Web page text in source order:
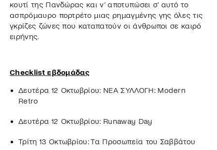
κουτί της Πανδώρας και ν’ αποτυπώσει σ’ αυτό το
ασπρόμαυρο πορτρέτο μιας ρημαγμένης γης όλες τις
γκρίζες ζώνες που καταπατούν οι άνθρωποι σε καιρό
ειρήνης.
Checklist εβδομάδας
Δευτέρα 12 Οκτωβρίου: ΝΕΑ ΣΥΛΛΟΓΗ: Modern
Retro
Δευτέρα 12 Οκτωβρίου: Runaway Day
Τρίτη 13 Οκτωβρίου: Τα Προσωπεία του Σαββάτου